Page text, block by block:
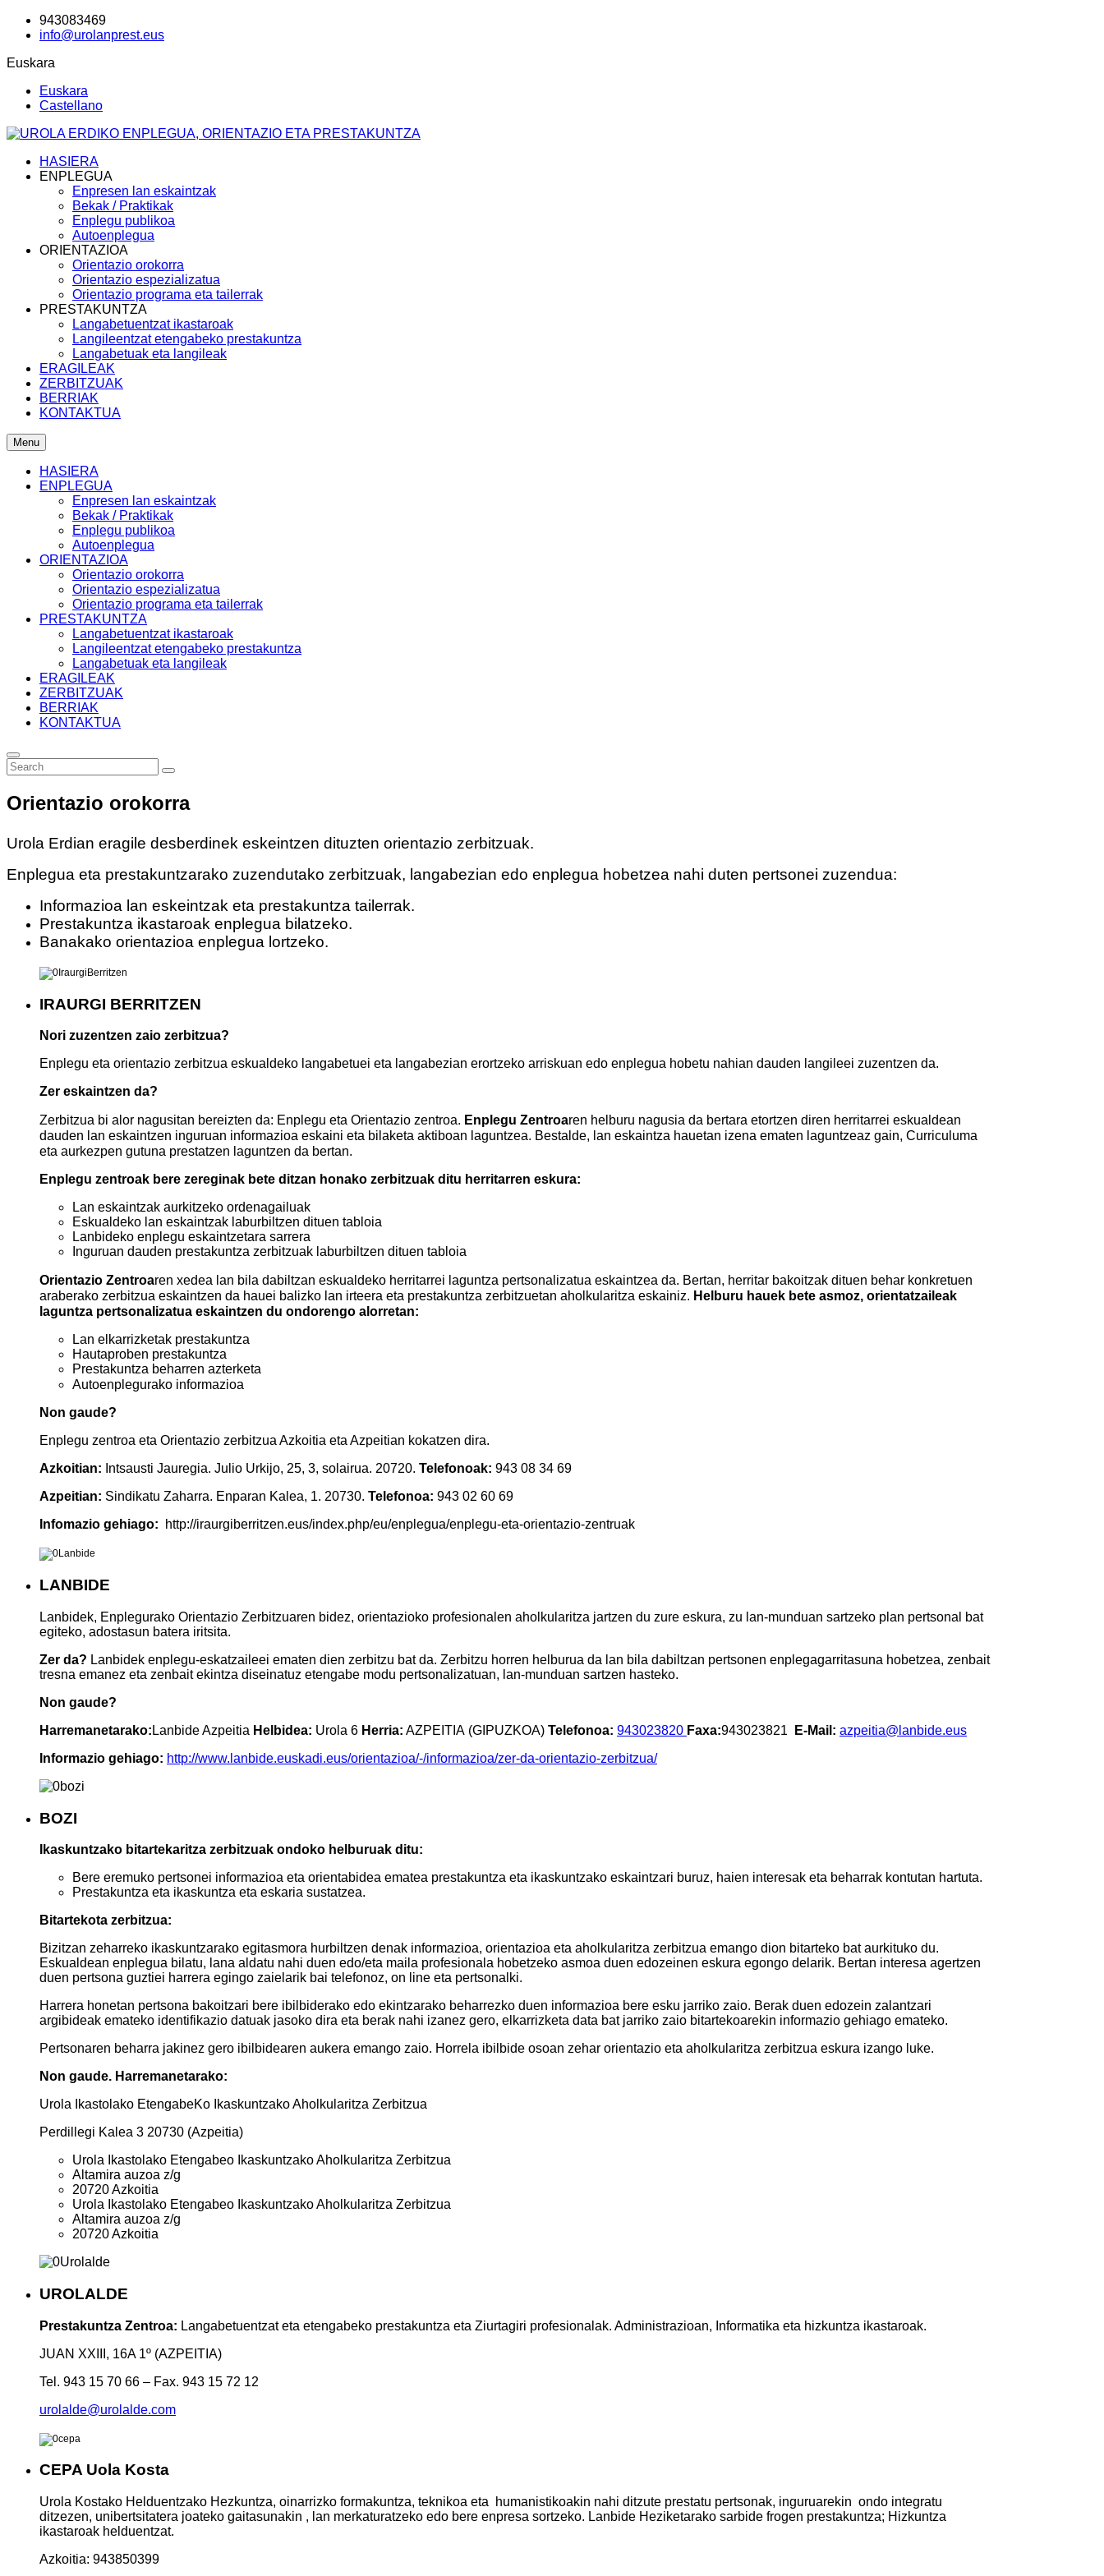
943083469
info@urolanprest.eus
Euskara
Euskara
Castellano
HASIERA
ENPLEGUA
Enpresen lan eskaintzak
Bekak / Praktikak
Enplegu publikoa
Autoenplegua
ORIENTAZIOA
Orientazio orokorra
Orientazio espezializatua
Orientazio programa eta tailerrak
PRESTAKUNTZA
Langabetuentzat ikastaroak
Langileentzat etengabeko prestakuntza
Langabetuak eta langileak
ERAGILEAK
ZERBITZUAK
BERRIAK
KONTAKTUA
Menu
HASIERA
ENPLEGUA
Enpresen lan eskaintzak
Bekak / Praktikak
Enplegu publikoa
Autoenplegua
ORIENTAZIOA
Orientazio orokorra
Orientazio espezializatua
Orientazio programa eta tailerrak
PRESTAKUNTZA
Langabetuentzat ikastaroak
Langileentzat etengabeko prestakuntza
Langabetuak eta langileak
ERAGILEAK
ZERBITZUAK
BERRIAK
KONTAKTUA
Orientazio orokorra
Urola Erdian eragile desberdinek eskeintzen dituzten orientazio zerbitzuak.
Enplegua eta prestakuntzarako zuzendutako zerbitzuak, langabezian edo enplegua hobetzea nahi duten pertsonei zuzendua:
Informazioa lan eskeintzak eta prestakuntza tailerrak.
Prestakuntza ikastaroak enplegua bilatzeko.
Banakako orientazioa enplegua lortzeko.
IRAURGI BERRITZEN
Nori zuzentzen zaio zerbitzua?
Enplegu eta orientazio zerbitzua eskualdeko langabetuei eta langabezian erortzeko arriskuan edo enplegua hobetu nahian dauden langileei zuzentzen da.
Zer eskaintzen da?
Zerbitzua bi alor nagusitan bereizten da: Enplegu eta Orientazio zentroa. Enplegu Zentroaren helburu nagusia da bertara etortzen diren herritarrei eskualdean
dauden lan eskaintzen inguruan informazioa eskaini eta bilaketa aktiboan laguntzea. Bestalde, lan eskaintza hauetan izena ematen laguntzeaz gain, Curriculuma
eta aurkezpen gutuna prestatzen laguntzen da bertan.
Enplegu zentroak bere zereginak bete ditzan honako zerbitzuak ditu herritarren eskura:
Lan eskaintzak aurkitzeko ordenagailuak
Eskualdeko lan eskaintzak laburbiltzen dituen tabloia
Lanbideko enplegu eskaintzetara sarrera
Inguruan dauden prestakuntza zerbitzuak laburbiltzen dituen tabloia
Orientazio Zentroaren xedea lan bila dabiltzan eskualdeko herritarrei laguntza pertsonalizatua eskaintzea da. Bertan, herritar bakoitzak dituen behar konkretuen
araberako zerbitzua eskaintzen da hauei balizko lan irteera eta prestakuntza zerbitzuetan aholkularitza eskainiz. Helburu hauek bete asmoz, orientatzaileak
laguntza pertsonalizatua eskaintzen du ondorengo alorretan:
Lan elkarrizketak prestakuntza
Hautaproben prestakuntza
Prestakuntza beharren azterketa
Autoenplegurako informazioa
Non gaude?
Enplegu zentroa eta Orientazio zerbitzua Azkoitia eta Azpeitian kokatzen dira.
Azkoitian: Intsausti Jauregia. Julio Urkijo, 25, 3, solairua. 20720. Telefonoak: 943 08 34 69
Azpeitian: Sindikatu Zaharra. Enparan Kalea, 1. 20730. Telefonoa: 943 02 60 69
Infomazio gehiago:
http://iraurgiberritzen.eus/index.php/eu/enplegua/enplegu-eta-orientazio-zentruak
LANBIDE
Lanbidek, Enplegurako Orientazio Zerbitzuaren bidez, orientazioko profesionalen aholkularitza jartzen du zure eskura, zu lan-munduan sartzeko plan pertsonal bat
egiteko, adostasun batera iritsita.
Zer da? Lanbidek enplegu-eskatzaileei ematen dien zerbitzu bat da. Zerbitzu horren helburua da lan bila dabiltzan pertsonen enplegagarritasuna hobetzea, zenbait
tresna emanez eta zenbait ekintza diseinatuz etengabe modu pertsonalizatuan, lan-munduan sartzen hasteko.
​Non gaude?
Harremanetarako: ​Lanbide Azpeitia Helbidea: Urola 6 Herria: AZPEITIA (GIPUZKOA) Telefonoa: 943023820 Faxa:943023821 E-Mail: azpeitia@lanbide.eus
​​Informazio gehiago: http://www.lanbide.euskadi.eus/orientazioa/-/informazioa/zer-da-orientazio-zerbitzua/
BOZI
Ikaskuntzako bitartekaritza zerbitzuak ondoko helburuak ditu:
Bere eremuko pertsonei informazioa eta orientabidea ematea prestakuntza eta ikaskuntzako eskaintzari buruz, haien interesak eta beharrak kontutan hartuta.
Prestakuntza eta ikaskuntza eta eskaria sustatzea.
​Bitartekota zerbitzua: ​
Bizitzan zeharreko ikaskuntzarako egitasmora hurbiltzen denak informazioa, orientazioa eta aholkularitza zerbitzua emango dion bitarteko bat aurkituko du.
Eskualdean enplegua bilatu, lana aldatu nahi duen edo/eta maila profesionala hobetzeko asmoa duen edozeinen eskura egongo delarik. Bertan interesa agertzen
duen pertsona guztiei harrera egingo zaielarik bai telefonoz, on line eta pertsonalki.
Harrera honetan pertsona bakoitzari bere ibilbiderako edo ekintzarako beharrezko duen informazioa bere esku jarriko zaio. Berak duen edozein zalantzari
argibideak emateko identifikazio datuak jasoko dira eta berak nahi izanez gero, elkarrizketa data bat jarriko zaio bitartekoarekin informazio gehiago emateko.
Pertsonaren beharra jakinez gero ibilbidearen aukera emango zaio. Horrela ibilbide osoan zehar orientazio eta aholkularitza zerbitzua eskura izango luke.
​Non gaude. Harremanetarako:
Urola Ikastolako EtengabeKo Ikaskuntzako Aholkularitza Zerbitzua
Perdillegi Kalea 3 20730 (Azpeitia)​
Urola Ikastolako Etengabeo Ikaskuntzako Aholkularitza Zerbitzua
Altamira auzoa z/g
20720 Azkoitia
Urola Ikastolako Etengabeo Ikaskuntzako Aholkularitza Zerbitzua
Altamira auzoa z/g
20720 Azkoitia
UROLALDE
Prestakuntza Zentroa: Langabetuentzat eta etengabeko prestakuntza eta Ziurtagiri profesionalak. Administrazioan, Informatika eta hizkuntza ikastaroak.
JUAN XXIII, 16A 1º (AZPEITIA)
Tel. 943 15 70 66 – Fax. 943 15 72 12
urolalde@urolalde.com
CEPA Uola Kosta
Urola Kostako Helduentzako Hezkuntza, oinarrizko formakuntza, teknikoa eta humanistikoakin nahi ditzute prestatu pertsonak, inguruarekin ondo integratu
ditzezen, unibertsitatera joateko gaitasunakin , lan merkaturatzeko edo bere enpresa sortzeko. Lanbide Heziketarako sarbide frogen prestakuntza; Hizkuntza
ikastaroak helduentzat.
Azkoitia: 943850399